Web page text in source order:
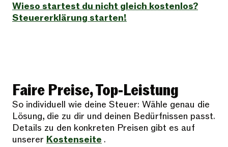
Wieso startest du nicht gleich kostenlos?
Steuererklärung starten!
Faire Preise, Top-Leistung
So individuell wie deine Steuer: Wähle genau die
Lösung, die zu dir und deinen Bedürfnissen passt.
Details zu den konkreten Preisen gibt es auf
unserer Kostenseite .